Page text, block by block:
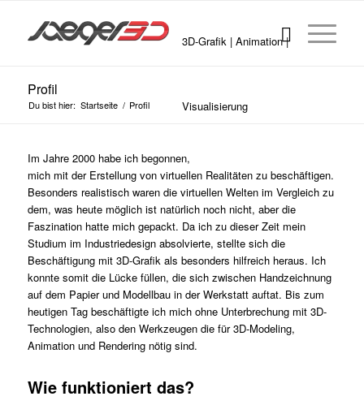
3D-Grafik | Animation |
Visualisierung
Profil
Du bist hier: Startseite / Profil
Im Jahre 2000 habe ich begonnen,
mich mit der Erstellung von virtuellen Realitäten zu beschäftigen.
Besonders realistisch waren die virtuellen Welten im Vergleich zu
dem, was heute möglich ist natürlich noch nicht, aber die
Faszination hatte mich gepackt. Da ich zu dieser Zeit mein
Studium im Industriedesign absolvierte, stellte sich die
Beschäftigung mit 3D-Grafik als besonders hilfreich heraus. Ich
konnte somit die Lücke füllen, die sich zwischen Handzeichnung
auf dem Papier und Modellbau in der Werkstatt auftat. Bis zum
heutigen Tag beschäftigte ich mich ohne Unterbrechung mit 3D-
Technologien, also den Werkzeugen die für 3D-Modeling,
Animation und Rendering nötig sind.
Wie funktioniert das?